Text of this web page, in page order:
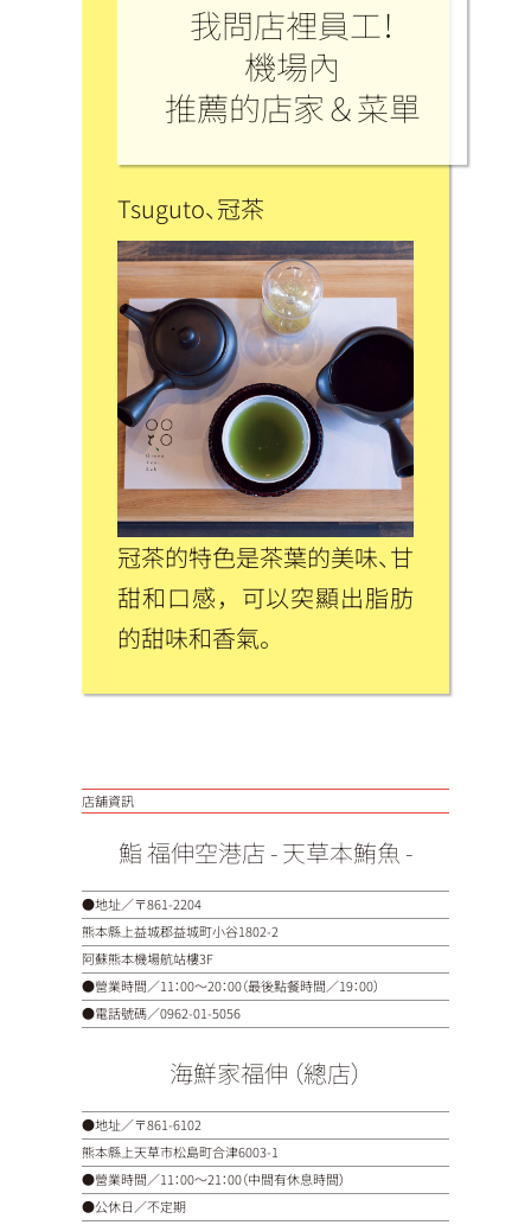
我問店裡員工！
機場內
推薦的店家＆菜單
Tsuguto、冠茶
冠茶的特色是茶葉的美味、甘
甜和口感，可以突顯出脂肪
的甜味和香氣。
店舖資訊
鮨 福伸空港店 - 天草本鮪魚 -
●地址／〒861-2204
熊本縣上益城郡益城町小谷1802-2
阿蘇熊本機場航站樓3F
●營業時間／11：00～20：00（最後點餐時間／19：00）
●電話號碼／0962-01-5056
海鮮家福伸 （總店）
●地址／〒861-6102
熊本縣上天草市松島町合津6003-1
●營業時間／11：00～21：00（中間有休息時間）
●公休日／不定期